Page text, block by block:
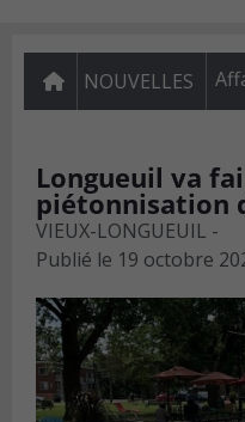
NOUVELLES
Longueuil va
piétonnisation
VIEUX-LONGUEUIL -
Publié le 19 octobre